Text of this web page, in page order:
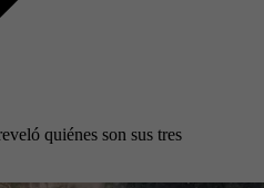
quiénes son sus tres